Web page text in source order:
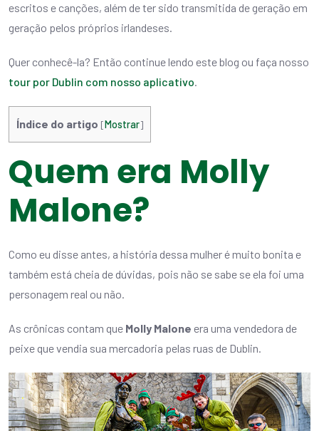
escritos e canções, além de ter sido transmitida de geração em
geração pelos próprios irlandeses.
Quer conhecê-la? Então continue lendo este blog ou faça nosso
tour por Dublin com nosso aplicativo.
Índice do artigo [Mostrar]
Quem era Molly
Malone?
Como eu disse antes, a história dessa mulher é muito bonita e
também está cheia de dúvidas, pois não se sabe se ela foi uma
personagem real ou não.
As crônicas contam que Molly Malone era uma vendedora de
peixe que vendia sua mercadoria pelas ruas de Dublin.